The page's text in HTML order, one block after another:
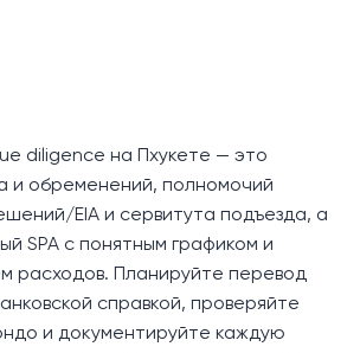
diligence на Пхукете — это
и обременений, полномочий
EIA и сервитута подъезда, а
SPA с понятным графиком и
расходов. Планируйте перевод
справкой, проверяйте
и документируйте каждую